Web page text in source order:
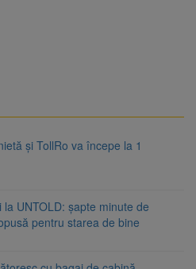
și TollRo va începe la 1
UNTOLD: șapte minute de
pentru starea de bine